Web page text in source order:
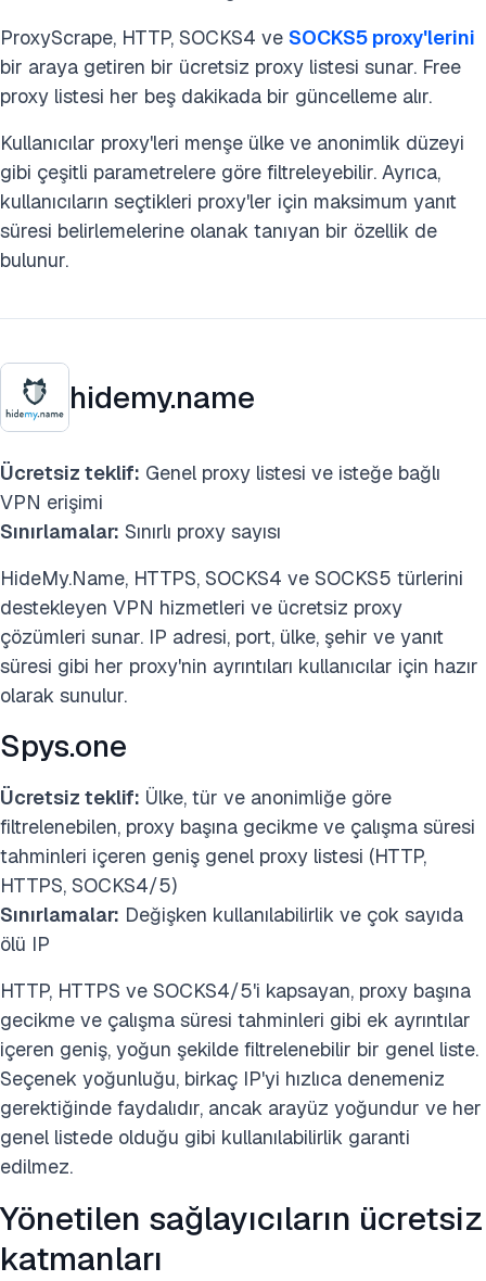
ProxyScrape, HTTP, SOCKS4 ve SOCKS5 proxy'lerini
bir araya getiren bir ücretsiz proxy listesi sunar. Free
proxy listesi her beş dakikada bir güncelleme alır.
Kullanıcılar proxy'leri menşe ülke ve anonimlik düzeyi
gibi çeşitli parametrelere göre filtreleyebilir. Ayrıca,
kullanıcıların seçtikleri proxy'ler için maksimum yanıt
süresi belirlemelerine olanak tanıyan bir özellik de
bulunur.
hidemy.name
Ücretsiz teklif: Genel proxy listesi ve isteğe bağlı
VPN erişimi
Sınırlamalar: Sınırlı proxy sayısı
HideMy.Name, HTTPS, SOCKS4 ve SOCKS5 türlerini
destekleyen VPN hizmetleri ve ücretsiz proxy
çözümleri sunar. IP adresi, port, ülke, şehir ve yanıt
süresi gibi her proxy'nin ayrıntıları kullanıcılar için hazır
olarak sunulur.
Spys.one
Ücretsiz teklif: Ülke, tür ve anonimliğe göre
filtrelenebilen, proxy başına gecikme ve çalışma süresi
tahminleri içeren geniş genel proxy listesi (HTTP,
HTTPS, SOCKS4/5)
Sınırlamalar: Değişken kullanılabilirlik ve çok sayıda
ölü IP
HTTP, HTTPS ve SOCKS4/5'i kapsayan, proxy başına
gecikme ve çalışma süresi tahminleri gibi ek ayrıntılar
içeren geniş, yoğun şekilde filtrelenebilir bir genel liste.
Seçenek yoğunluğu, birkaç IP'yi hızlıca denemeniz
gerektiğinde faydalıdır, ancak arayüz yoğundur ve her
genel listede olduğu gibi kullanılabilirlik garanti
edilmez.
Yönetilen sağlayıcıların ücretsiz
katmanları